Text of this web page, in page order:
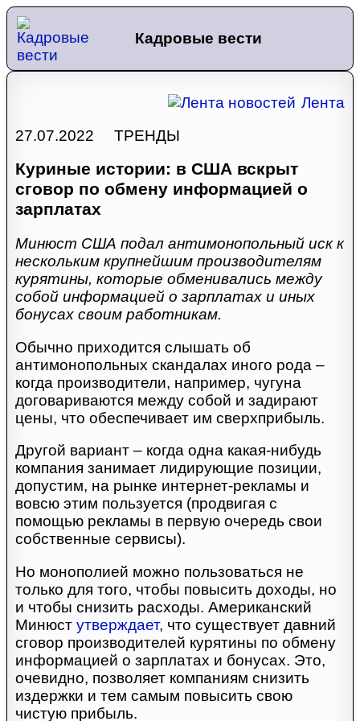
Кадровые вести
Лента
27.07.2022 ТРЕНДЫ
Куриные истории: в США вскрыт
сговор по обмену информацией о
зарплатах
Минюст США подал антимонопольный иск к
нескольким крупнейшим производителям
курятины, которые обменивались между
собой информацией о зарплатах и иных
бонусах своим работникам.
Обычно приходится слышать об
антимонопольных скандалах иного рода –
когда производители, например, чугуна
договариваются между собой и задирают
цены, что обеспечивает им сверхприбыль.
Другой вариант – когда одна какая-нибудь
компания занимает лидирующие позиции,
допустим, на рынке интернет-рекламы и
вовсю этим пользуется (продвигая с
помощью рекламы в первую очередь свои
собственные сервисы).
Но монополией можно пользоваться не
только для того, чтобы повысить доходы, но
и чтобы снизить расходы. Американский
Минюст утверждает, что существует давний
сговор производителей курятины по обмену
информацией о зарплатах и бонусах. Это,
очевидно, позволяет компаниям снизить
издержки и тем самым повысить свою
чистую прибыль.